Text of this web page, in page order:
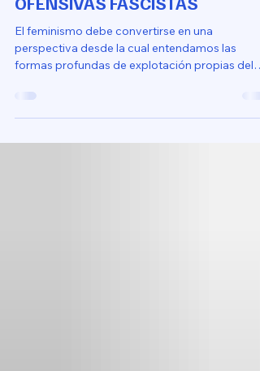
EL PAPEL DEL FEMINISMO DE
MASAS FRENTE A LAS NUEVAS
OFENSIVAS FASCISTAS
El feminismo debe convertirse en una
formas profundas de explotación propias del
capitalismo.